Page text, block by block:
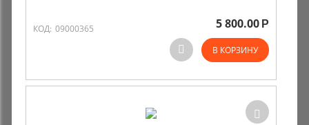
КОД: 09000365 5 800.00 Р
В КОРЗИНУ